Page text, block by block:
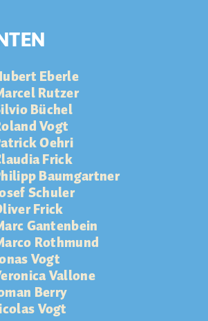
Eberle
Rutzer
Büchel
Vogt
Oehri
Frick
Baumgartner
Schuler
Frick
Gantenbein
Rothmund
Vogt
Vallone
Berry
Vogt